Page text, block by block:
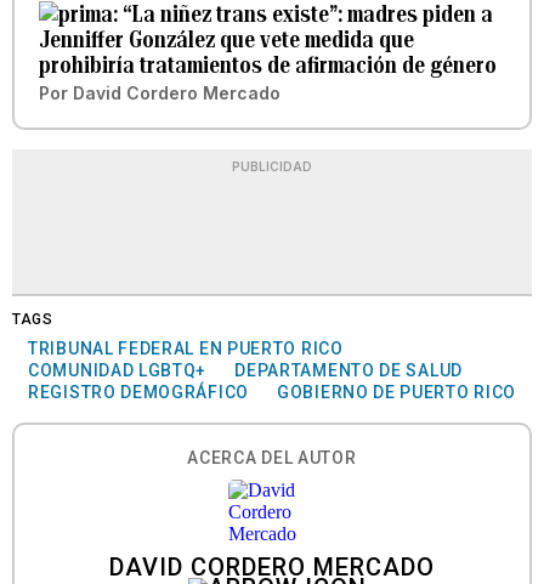
“La niñez trans existe”: madres piden a
Jenniffer González que vete medida que
prohibiría tratamientos de afirmación de género
Por David Cordero Mercado
PUBLICIDAD
TAGS
TRIBUNAL FEDERAL EN PUERTO RICO
COMUNIDAD LGBTQ+
DEPARTAMENTO DE SALUD
REGISTRO DEMOGRÁFICO
GOBIERNO DE PUERTO RICO
ACERCA DEL AUTOR
DAVID CORDERO MERCADO